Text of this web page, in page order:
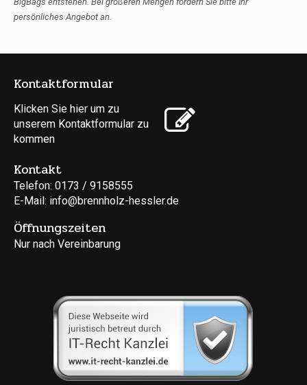
persönliches Angebot an.
Kontaktformular
Klicken Sie hier um zu
unserem Kon­takt­for­mu­lar zu
kommen
Kontakt
Telefon: 0173 / 9158555
E-Mail: info@brennholz-hessler.de
Öffnungszeiten
Nur nach Vereinbarung